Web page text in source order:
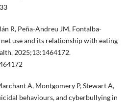
R, Peña-Andreu JM, Fontalba-
use and its relationship with eating
2025;13:1464172.
A, Montgomery P, Stewart A,
behaviours, and cyberbullying in